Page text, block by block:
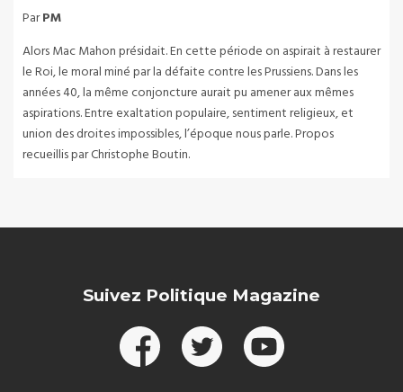
ParPM
Alors Mac Mahon présidait. En cette période on aspirait à restaurer
le Roi, le moral miné par la défaite contre les Prussiens. Dans les
années 40, la même conjoncture aurait pu amener aux mêmes
aspirations. Entre exaltation populaire, sentiment religieux, et
union des droites impossibles, l’époque nous parle. Propos
recueillis par Christophe Boutin.
Suivez Politique Magazine